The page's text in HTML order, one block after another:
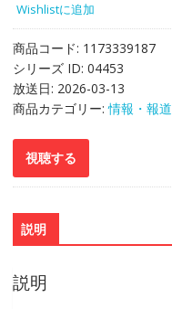
Wishlistに追加
商品コード: 1173339187
シリーズ ID: 04453
放送日: 2026-03-13
商品カテゴリー:情報・報道
説明
説明